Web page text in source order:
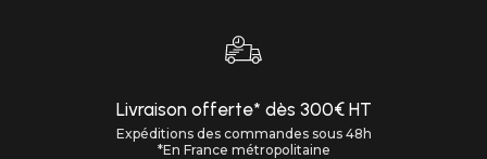
Livraison offerte* dès 300€ HT
Expéditions des commandes sous 48h
*En France métropolitaine